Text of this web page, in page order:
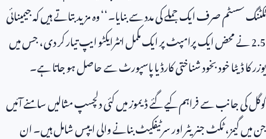
ٹکٹنگ سسٹم صرف ایک جملے کی مدد سے بنایا۔‘‘ وہ مزید بتاتے ہیں کہ جیمینائی
2.5نے محض ایک پرامپٹ پر ایک مکمل انٹرایکٹو ایپ تیار کر دی، جس میں
یوزر کا ڈیٹا خود بخود شناختی کارڈ یا پاسپورٹ سے حاصل ہو جاتا ہے۔
گوگل کی جانب سے فراہم کیے گئے ڈیموز میں کئی دلچسپ مثالیں سامنے آئیں
جن میں گیمز، ٹکٹ جنریٹر اور سرٹیفکیٹ بنانے والی ایپس شامل ہیں۔ ان